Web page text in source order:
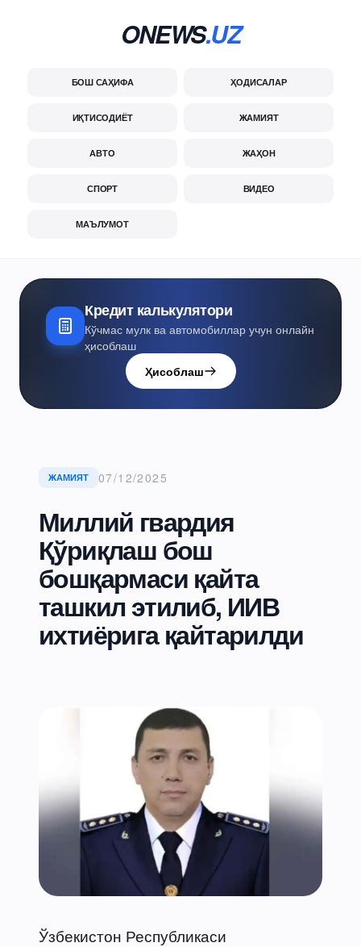
ONEWS.UZ
БОШ САҲИФА ҲОДИСАЛАР
ИҚТИСОДИЁТ ЖАМИЯТ
АВТО ЖАҲОН
СПОРТ ВИДЕО
МАЪЛУМОТ
Кредит калькулятори
Кўчмас мулк ва автомобиллар учун онлайн
ҳисоблаш
Ҳисоблаш
ЖАМИЯТ 07/12/2025
Миллий гвардия
Қўриқлаш бош
бошқармаси қайта
ташкил этилиб, ИИВ
ихтиёрига қайтарилди
Ўзбекистон Республикаси